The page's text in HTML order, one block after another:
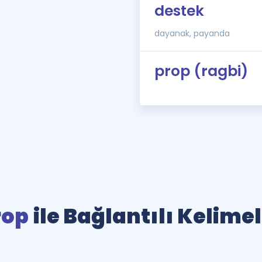
destek
dayanak, payanda
prop (ragbi)
ile Bağlantılı